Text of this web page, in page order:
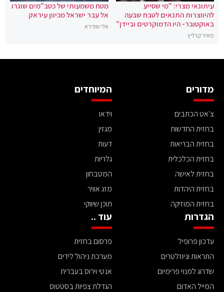
עיתונאי מצרי: "מי שסייע
להיווצרות התנאים לטבח שבעה
באוקטובר- היו הדמוקרטים וביידן"
מאיר קרליץ
מטח משמעותי של כטב"מים שוגרו
אל עבר ישראל מכיוון עיראק
אלי שפירא
מדורים
צ'אט הכתבים
בחזית החדשות
בחזית הבריאות
בחזית הכלכלית
בחזית לאישה
בחזית היהדות
בחזית המוזיקה
המיוחדים
וידאו
מגזין
דעות
גלריות
המטבחון
מזג אוויר
תוכן שיווקי
הגדרות
עדכון פרופיל
התראות וניוזלטרים
שדרוג למנוי פרימיום
המייל האדום
עוד ..
פרסום בחזית
מערכת ניהול לידים
אנטי וירוס בעברית
הגדלת צפיות בסטטוס